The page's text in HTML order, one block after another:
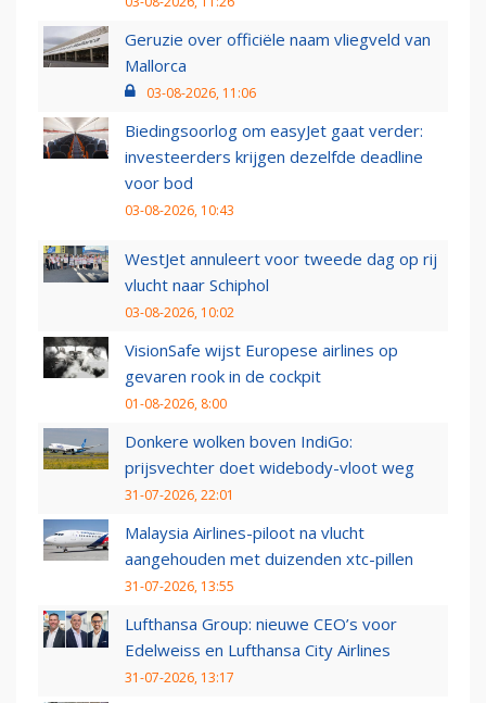
Geruzie over officiële naam vliegveld van
Mallorca
03-08-2026, 11:06
Biedingsoorlog om easyJet gaat verder:
investeerders krijgen dezelfde deadline
voor bod
03-08-2026, 10:43
WestJet annuleert voor tweede dag op rij
vlucht naar Schiphol
03-08-2026, 10:02
VisionSafe wijst Europese airlines op
gevaren rook in de cockpit
01-08-2026, 8:00
Donkere wolken boven IndiGo:
prijsvechter doet widebody-vloot weg
31-07-2026, 22:01
Malaysia Airlines-piloot na vlucht
aangehouden met duizenden xtc-pillen
31-07-2026, 13:55
Lufthansa Group: nieuwe CEO’s voor
Edelweiss en Lufthansa City Airlines
31-07-2026, 13:17